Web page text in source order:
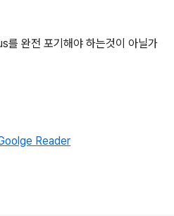
를 완전 포기해야 하는것이 아닐가
Reader